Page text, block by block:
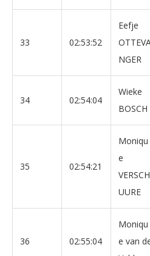
33 02:53:52
Eefje
NGER
34 02:54:04
Wieke
BOSCH
35 02:54:21
Moniqu
e
VERSCH
UURE
36 02:55:04
Moniqu
e van